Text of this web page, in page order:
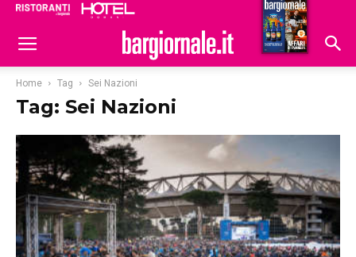
Hoteldomani
Home Tag Sei Nazioni
Tag: Sei Nazioni